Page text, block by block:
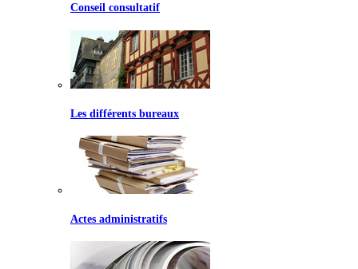
Conseil consultatif
Les différents bureaux
Actes administratifs